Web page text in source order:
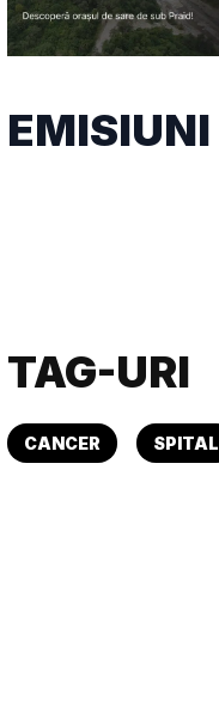
EMISIUNI
TAG-URI
CANCER SPITAL